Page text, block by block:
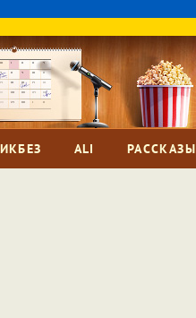
ALI РАССКАЗЫ